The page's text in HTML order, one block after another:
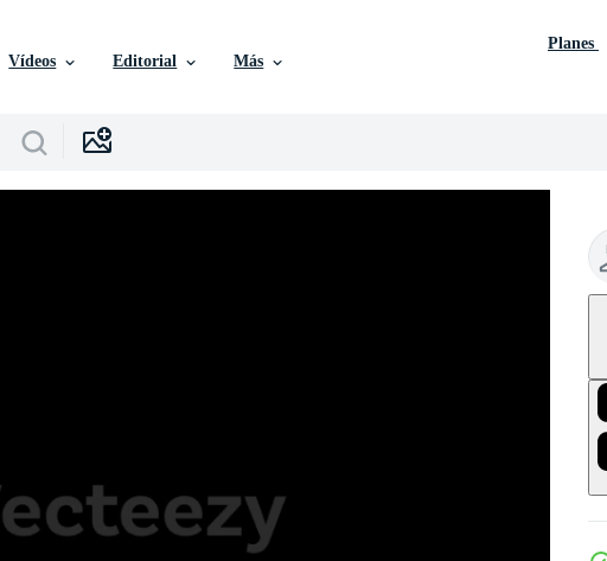
Vídeos Editorial Más
Planes